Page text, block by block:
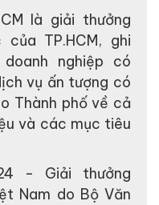
là giải thưởng
TP.HCM, ghi
nghiệp có
vụ ấn tượng có
Thành phố về cả
và các mục tiêu
- Giải thưởng
Nam do Bộ Văn